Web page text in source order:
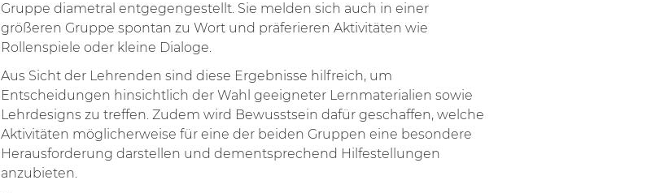
Gruppe diametral entgegengestellt. Sie melden sich auch in einer
größeren Gruppe spontan zu Wort und präferieren Aktivitäten wie
Rollenspiele oder kleine Dialoge.
Aus Sicht der Lehrenden sind diese Ergebnisse hilfreich, um
Entscheidungen hinsichtlich der Wahl geeigneter Lernmaterialien sowie
Lehrdesigns zu treffen. Zudem wird Bewusstsein dafür geschaffen, welche
Aktivitäten möglicherweise für eine der beiden Gruppen eine besondere
Herausforderung darstellen und dementsprechend Hilfestellungen
anzubieten.